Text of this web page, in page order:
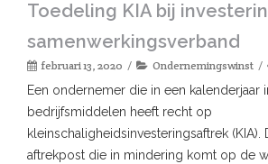
Toedeling KIA bij
samenwerkingsverband
februari 13, 2020 Ondernemingswinst
Een ondernemer die in een kalenderjaar
bedrijfsmiddelen heeft recht op
kleinschaligheidsinvesteringsaftrek (KIA).
aftrekpost die in mindering komt op de